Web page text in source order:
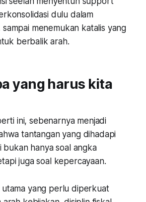
dulu dalam
menemukan katalis yang
berbalik arah.
yang harus kita
ini, sebenarnya menjadi
tantangan yang dihadapi
bukan hanya soal angka
juga soal kepercayaan.
yang perlu diperkuat